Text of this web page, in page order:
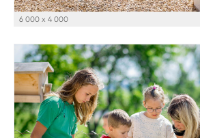
6 000 x 4 000